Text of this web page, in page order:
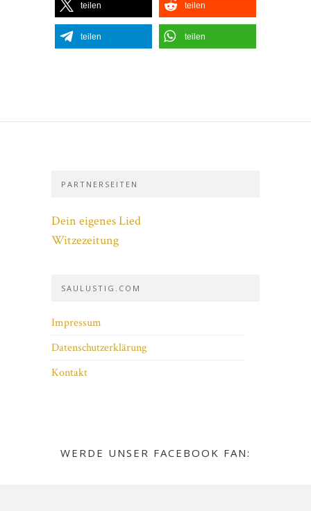
teilen teilen
teilen teilen
PARTNERSEITEN
Dein eigenes Lied
Witzezeitung
SAULUSTIG.COM
Impressum
Datenschutzerklärung
Kontakt
WERDE UNSER FACEBOOK FAN: